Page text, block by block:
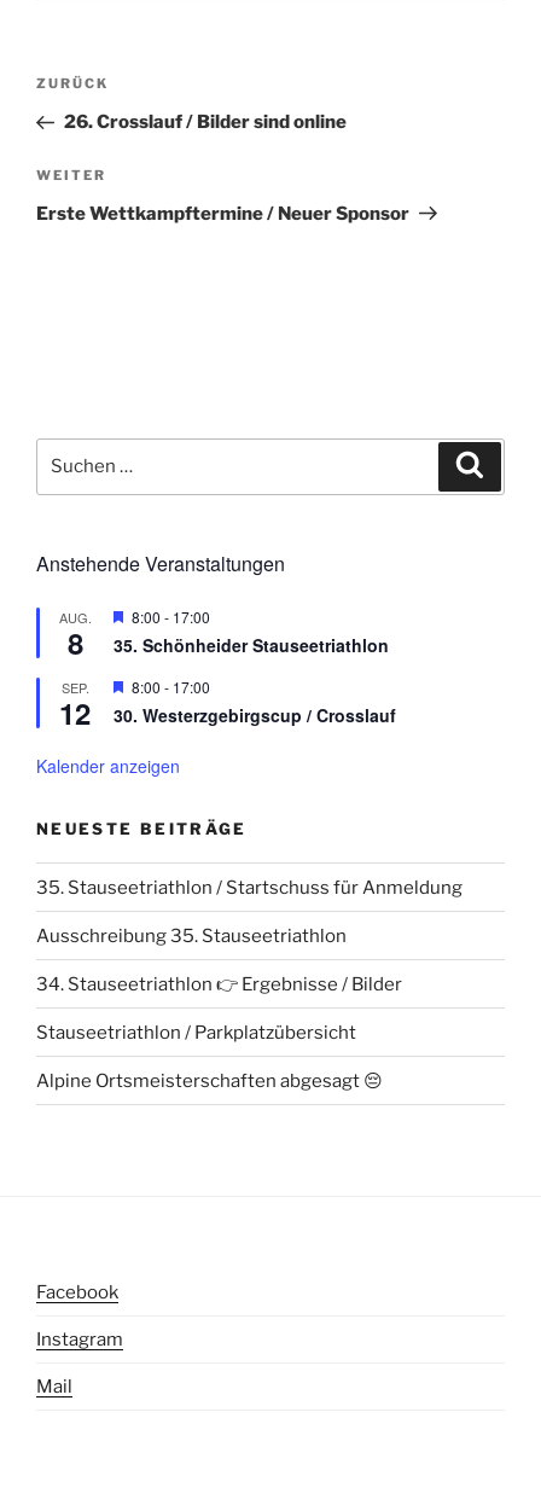
Beitragsnavigation
Vorheriger
Beitrag
ZURÜCK
26. Crosslauf / Bilder sind online
Nächster
Beitrag
WEITER
Erste Wettkampftermine / Neuer Sponsor
nach:
Anstehende Veranstaltungen
AUG.
8
H
r
o
r
h
8:00 - 17:00
35. Schönheider Stauseetriathlon
SEP.
12
H
r
o
o
e
n
8:00 - 17:00
30. Westerzgebirgscup / Crosslauf
Kalender anzeigen
NEUESTE BEITRÄGE
35. Stauseetriathlon / Startschuss für Anmeldung
Ausschreibung 35. Stauseetriathlon
34. Stauseetriathlon 👉 Ergebnisse / Bilder
Stauseetriathlon / Parkplatzübersicht
Alpine Ortsmeisterschaften abgesagt 😔
Facebook
Instagram
Mail